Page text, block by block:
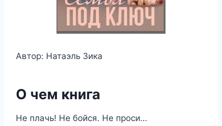
Автор: Натаэль Зика
О чем книга
Не плачь! Не бойся. Не проси…